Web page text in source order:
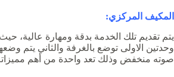
المكيف المركزي:
يتم تقديم تلك الخدمة بدقة ومهارة عالية،
وحدتين الاولى توضع بالغرفة والثاني يتم
صوته منخفض وذلك تعد واحدة من أهم